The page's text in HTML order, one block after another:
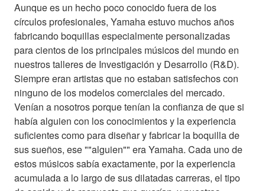
Aunque es un hecho poco conocido fuera de los
círculos profesionales, Yamaha estuvo muchos años
fabricando boquillas especialmente personalizadas
para cientos de los principales músicos del mundo en
nuestros talleres de Investigación y Desarrollo (R&D).
Siempre eran artistas que no estaban satisfechos con
ninguno de los modelos comerciales del mercado.
Venían a nosotros porque tenían la confianza de que si
había alguien con los conocimientos y la experiencia
suficientes como para diseñar y fabricar la boquilla de
sus sueños, ese ""alguien"" era Yamaha. Cada uno de
estos músicos sabía exactamente, por la experiencia
acumulada a lo largo de sus dilatadas carreras, el tipo